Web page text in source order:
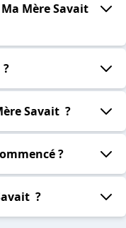
Mère Savait
Savait ?
?
?